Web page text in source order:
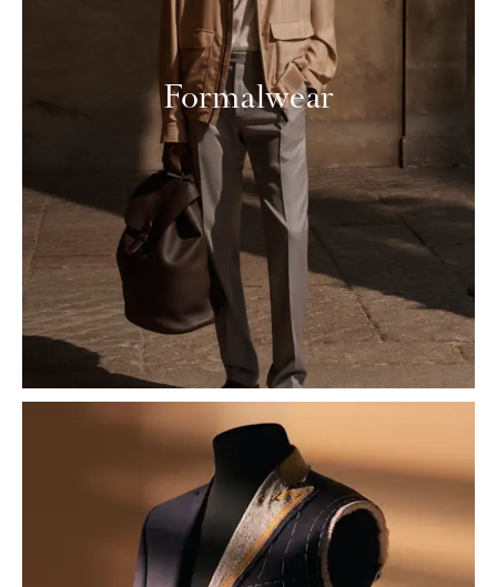
Formalwear